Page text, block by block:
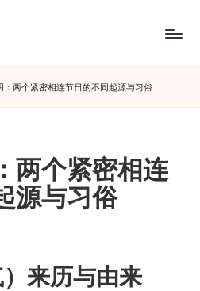
：两个紧密相连节日的不同起源与习俗
两个紧密相连
源与习俗
来历与由来